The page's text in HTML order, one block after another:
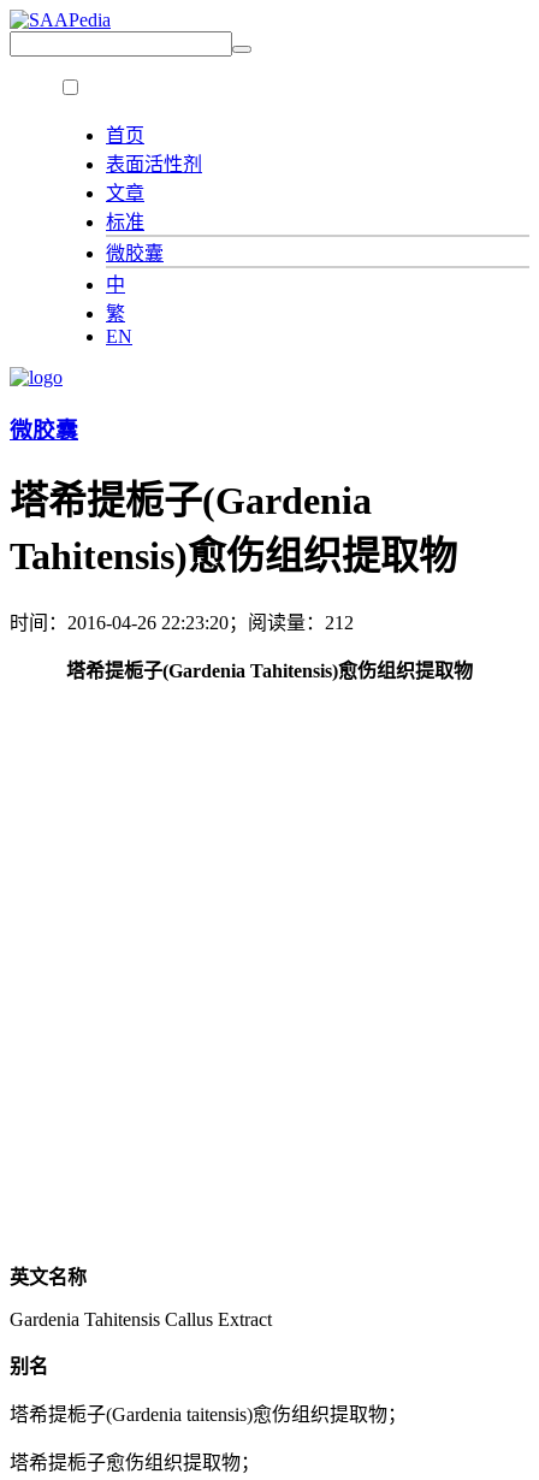
首页
表面活性剂
文章
标准
微胶囊
中
繁
EN
微胶囊
塔希提栀子(Gardenia
Tahitensis)愈伤组织提取物
时间：2016-04-26 22:23:20；阅读量：212
塔希提栀子(Gardenia Tahitensis)愈伤组织提取物
英文名称
Gardenia Tahitensis Callus Extract
别名
塔希提栀子(Gardenia taitensis)愈伤组织提取物；
塔希提栀子愈伤组织提取物；